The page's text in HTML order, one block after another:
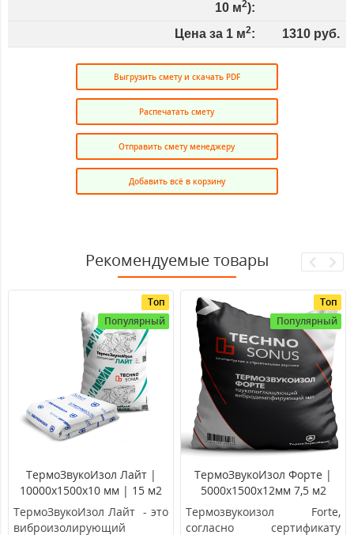
10 м2):
Цена за 1 м2: 1310 руб.
Выгрузить смету и скачать PDF
Распечатать смету
Отправить смету менеджеру
Добавить всё в корзину
Рекомендуемые товары
Топ
Популярный
ТермоЗвукоИзол Лайт |
10000х1500х10 мм | 15 м2
ТермоЗвукоИзол Лайт - это
виброизолирующий
Топ
Популярный
ТермоЗвукоИзол Форте |
5000х1500х12мм 7,5 м2
Термозвукоизол Forte,
согласно сертификату